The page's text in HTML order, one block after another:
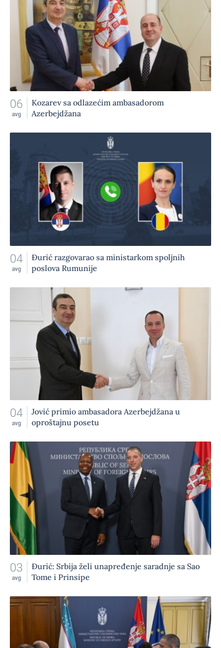
06
avg
Kozarev sa odlazećim ambasadorom
Azerbejdžana
04
avg
Đurić razgovarao sa ministarkom spoljnih
poslova Rumunije
04
avg
Jović primio ambasadora Azerbejdžana u
oproštajnu posetu
03
avg
Đurić: Srbija želi unapređenje saradnje sa Sao
Tome i Prinsipe